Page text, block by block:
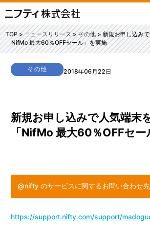
TOP ニュースリリース その他
新規お申し込み
「NifMo 最大60％OFFセール」を実施
その他 2018年06月22日
新規お申し込みで人気端末
「NifMo 最大60％OFFセ
@nifty のサービスに関するお問い合わせ先
https://support.nifty.com/support/